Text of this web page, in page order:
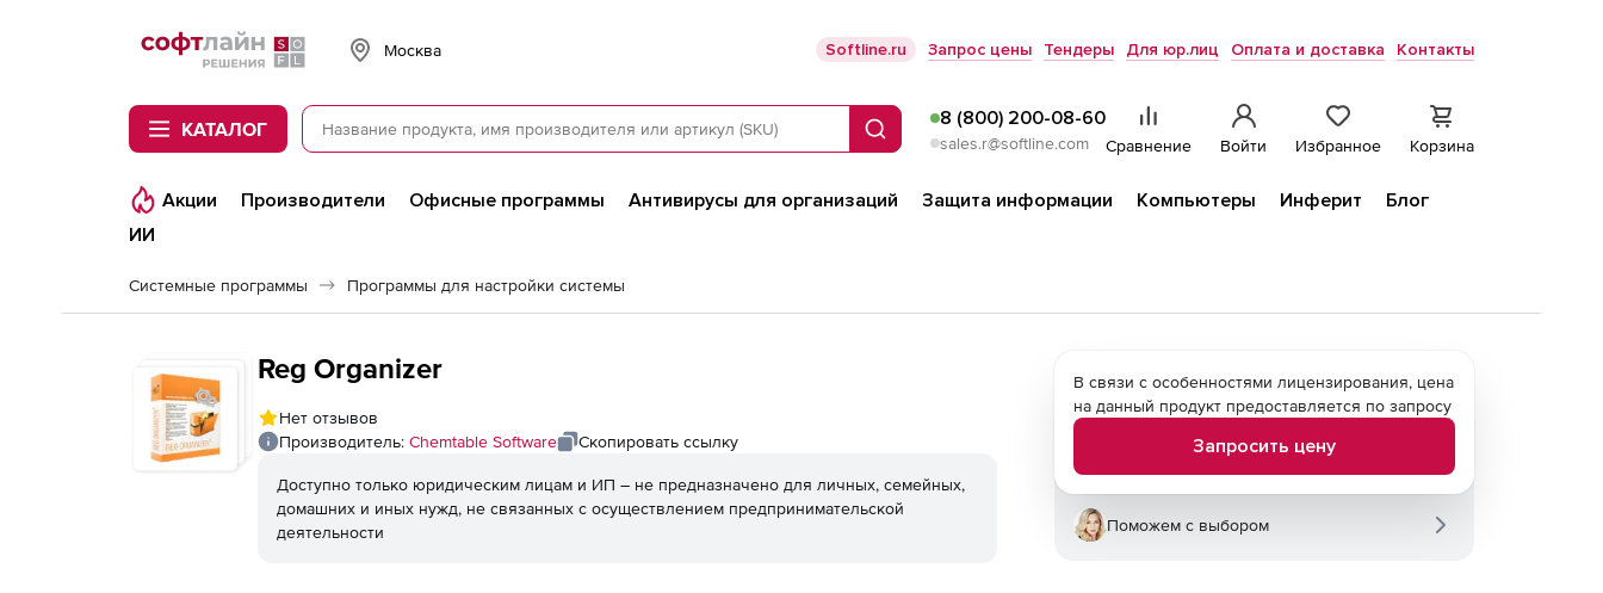
Softline
Москва Softline.ru Запрос цены Тендеры Для юр.лиц Оплата и доставка Контакты
КАТАЛОГ Поиск
8 (800) 200-08-60
sales.r@softline.com Сравнение Войти Избранное Корзина
Акции Производители Офисные программы Антивирусы для организаций Защита информации Компьютеры Инферит
Блог
ИИ
Системные программы Программы для настройки системы
Reg Organizer
Нет отзывов
Производитель: Chemtable Software Скопировать ссылку
Доступно только юридическим лицам и ИП – не предназначено для личных, семейных,
домашних и иных нужд, не связанных с осуществлением предпринимательской
деятельности
В связи с особенностями лицензирования, цена
на данный продукт предоставляется по запросу
Запросить цену
Поможем с выбором